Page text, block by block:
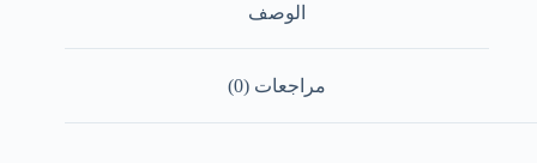
الوصف
مراجعات (0)